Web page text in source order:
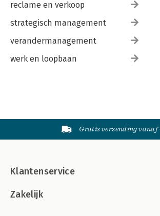
reclame en verkoop
strategisch management
verandermanagement
werk en loopbaan
Gratis verzending vanaf
Klantenservice
Zakelijk